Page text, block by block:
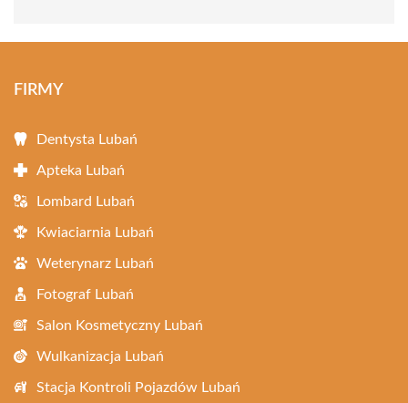
FIRMY
Dentysta Lubań
Apteka Lubań
Lombard Lubań
Kwiaciarnia Lubań
Weterynarz Lubań
Fotograf Lubań
Salon Kosmetyczny Lubań
Wulkanizacja Lubań
Stacja Kontroli Pojazdów Lubań